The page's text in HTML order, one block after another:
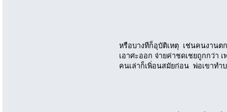
หรือบางทีก็อุบัติเหตุ เช่นคนงานต
เอาศะออก จ่ายค่าชดเชยถูกกว่า
คนเล่าก็เพิ่อนสมัยก่อน พ่อเขาทำ